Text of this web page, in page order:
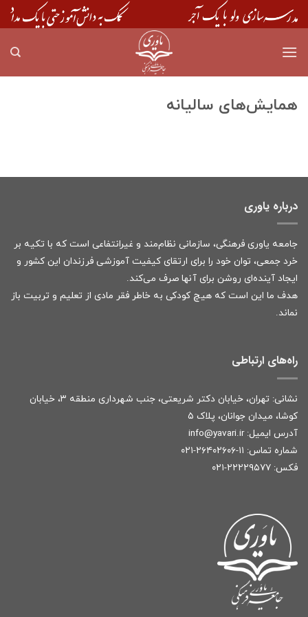
Skip
to
همایش‌های سالیانه
درباره یاوری
جامعه یاوری فرهنگی، سازمانی نظام‌مند و غیرانتفاعی است که با تکیه بر
خرد جمعی، توان خود را برای ارتقای کیفیت آموزشی فرزندان این کشور و
ایجاد آینده‌ای روشن برای آنها صرف می‌کند.
هدف ما این است که هیچ کودکی به خاطر فقر مادی از تعلیم و تربیت باز
نماند.
راه‌های ارتباطی
نشانی: تهران، خیابان دکتر شریعتی، جنب شهرداری منطقه ۳، خیابان
کوشا، میدان جوانان، پلاک ۵
آدرس ایمیل: info@yavari.ir
شماره تماس: ۱۱-۲۶۴۰۲۶۰۶-۰۲۱
فکس: ۲۲۲۲۹۵۷۷-۰۲۱